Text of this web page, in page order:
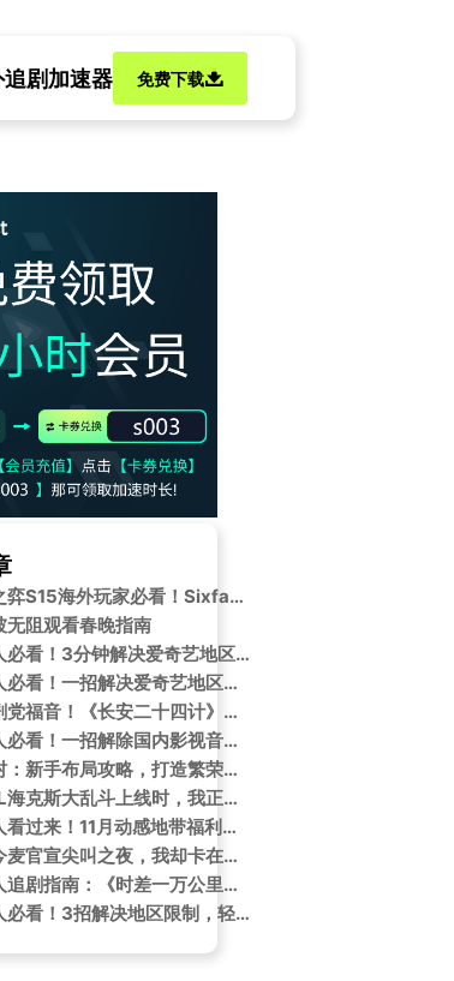
追剧加速器 免费下载
《云顶之弈S15海外玩家必看！Sixfast一键解锁国服格斗大赛直播》
无阻观看春晚指南
海外华人必看！3分钟解决爱奇艺地区限制，轻松追《喜剧之王单口季2》
海外华人必看！一招解决爱奇艺地区限制，轻松追剧不卡顿
海外追剧党福音！《长安二十四计》开播在即，手把手教你破解地域限制，告别卡顿延迟
海外华人必看！一招解除国内影视音乐地区限制，畅享《英雄联盟》赵信新版皮肤
希望之村：新手布局攻略，打造繁荣家园！
刷到LOL海克斯大乱斗上线时，我正熬夜赶工——海外朋友发来消息说卡成PPT，突然想起当年留学追剧的辛酸
海外华人看过来！11月动感地带福利大揭秘，这些惊喜千万别错过
刷到赵今麦官宣尖叫之夜，我却卡在加载页面：海外追星的痛，谁懂？
海外华人追剧指南：《时差一万公里》热播，罗晋胡杏儿演技获赞，会员追更攻略看这里！
海外华人必看！3招解决地区限制，轻松追看《英雄联盟》S15全球总决赛